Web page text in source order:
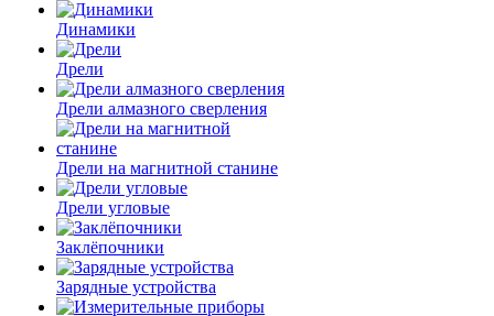
Динамики
Дрели
Дрели алмазного сверления
Дрели на магнитной станине
Дрели угловые
Заклёпочники
Зарядные устройства